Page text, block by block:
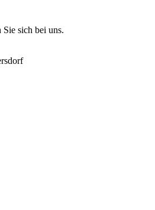
Sie sich bei uns.